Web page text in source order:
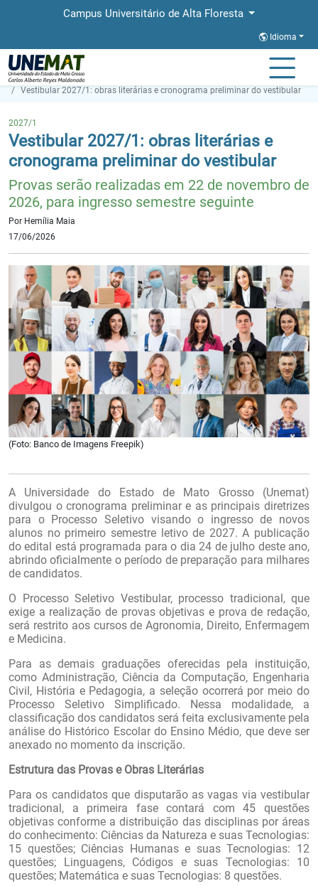
Campus Universitário de Alta Floresta
Idioma
Página Inicial
Vestibular 2027/1: obras literárias e cronograma preliminar do vestibular
2027/1
Vestibular 2027/1: obras literárias e
cronograma preliminar do vestibular
Provas serão realizadas em 22 de novembro de
2026, para ingresso semestre seguinte
Por Hemília Maia
17/06/2026
(Foto: Banco de Imagens Freepik)
A Universidade do Estado de Mato Grosso (Unemat)
divulgou o cronograma preliminar e as principais diretrizes
para o Processo Seletivo visando o ingresso de novos
alunos no primeiro semestre letivo de 2027. A publicação
do edital está programada para o dia 24 de julho deste ano,
abrindo oficialmente o período de preparação para milhares
de candidatos.
O Processo Seletivo Vestibular, processo tradicional, que
exige a realização de provas objetivas e prova de redação,
será restrito aos cursos de Agronomia, Direito, Enfermagem
e Medicina.
Para as demais graduações oferecidas pela instituição,
como Administração, Ciência da Computação, Engenharia
Civil, História e Pedagogia, a seleção ocorrerá por meio do
Processo Seletivo Simplificado. Nessa modalidade, a
classificação dos candidatos será feita exclusivamente pela
análise do Histórico Escolar do Ensino Médio, que deve ser
anexado no momento da inscrição.
Estrutura das Provas e Obras Literárias
Para os candidatos que disputarão as vagas via vestibular
tradicional, a primeira fase contará com 45 questões
objetivas conforme a distribuição das disciplinas por áreas
do conhecimento: Ciências da Natureza e suas Tecnologias:
15 questões; Ciências Humanas e suas Tecnologias: 12
questões; Linguagens, Códigos e suas Tecnologias: 10
questões; Matemática e suas Tecnologias: 8 questões.